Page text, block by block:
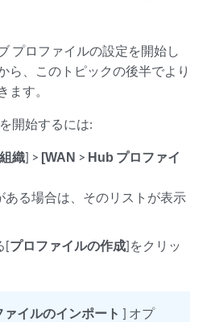
プロファイルの設定を開始し
ら、このトピックの後半でより
ます。
開始するには:
組織] > [WAN > Hub プロファイ
ある場合は、そのリストが表示
[プロファイルの作成]をクリッ
ァイルのインポート ] オプ